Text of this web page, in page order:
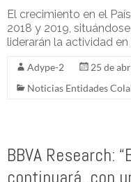
El crecimiento en el
2018 y 2019,
liderarán la actividad
Adype-2
25 de
Noticias Entidades
BBVA Research: